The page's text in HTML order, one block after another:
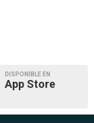
DISPONIBLE EN
App Store